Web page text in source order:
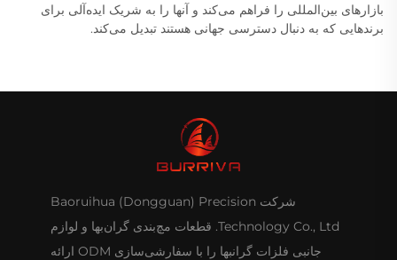
بازارهای بین‌المللی را فراهم می‌کند و آنها را به شریک ایده‌آلی برای
برندهایی که به دنبال دسترسی جهانی هستند تبدیل می‌کند.
شرکت Baoruihua (Dongguan) Precision
Technology Co., Ltd. قطعات مچ‌بندی گران‌بها و لوازم
جانبی فلزات گرانبها را با سفارشی‌سازی ODM ارائه